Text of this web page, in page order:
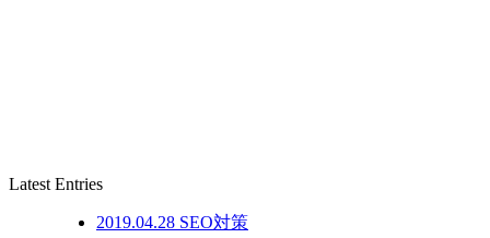
Latest Entries
2019.04.28 SEO対策